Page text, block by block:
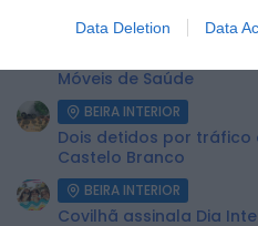
Data Deletion Data
BEIRA INTERIOR
Móveis de Saúde
BEIRA INTERIOR
Dois detidos por tráfico
Castelo Branco
BEIRA INTERIOR
Covilhã assinala Dia